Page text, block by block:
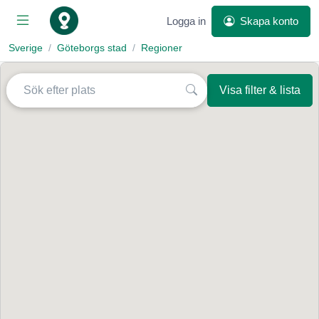
Logga in Skapa konto
Sverige Göteborgs stad Regioner
Visa filter & lista